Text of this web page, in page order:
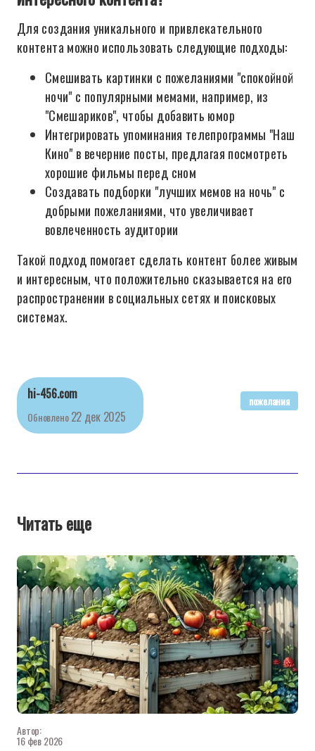
Для создания уникального и привлекательного
контента можно использовать следующие подходы:
Смешивать картинки с пожеланиями "спокойной
ночи" с популярными мемами, например, из
"Смешариков", чтобы добавить юмор
Интегрировать упоминания телепрограммы "Наш
Кино" в вечерние посты, предлагая посмотреть
хорошие фильмы перед сном
Создавать подборки "лучших мемов на ночь" с
добрыми пожеланиями, что увеличивает
вовлеченность аудитории
Такой подход помогает сделать контент более живым
и интересным, что положительно сказывается на его
распространении в социальных сетях и поисковых
системах.
hi-456.com
Обновлено 22 дек 2025
пожелания
Читать еще
Автор:
16 фев 2026